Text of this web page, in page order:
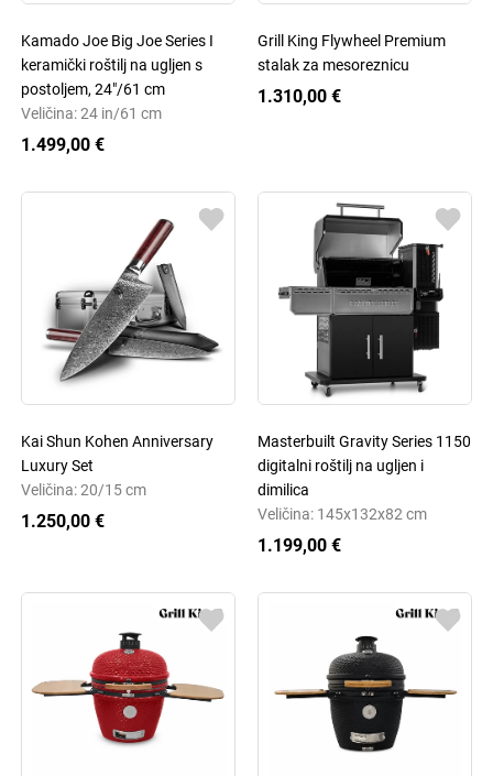
Kamado Joe Big Joe Series I
keramički roštilj na ugljen s
postoljem, 24"/61 cm
Veličina: 24 in/61 cm
1.499,00 €
Grill King Flywheel Premium
stalak za mesoreznicu
1.310,00 €
Kai Shun Kohen Anniversary
Luxury Set
Veličina: 20/15 cm
1.250,00 €
Masterbuilt Gravity Series 1150
digitalni roštilj na ugljen i
dimilica
Veličina: 145x132x82 cm
1.199,00 €